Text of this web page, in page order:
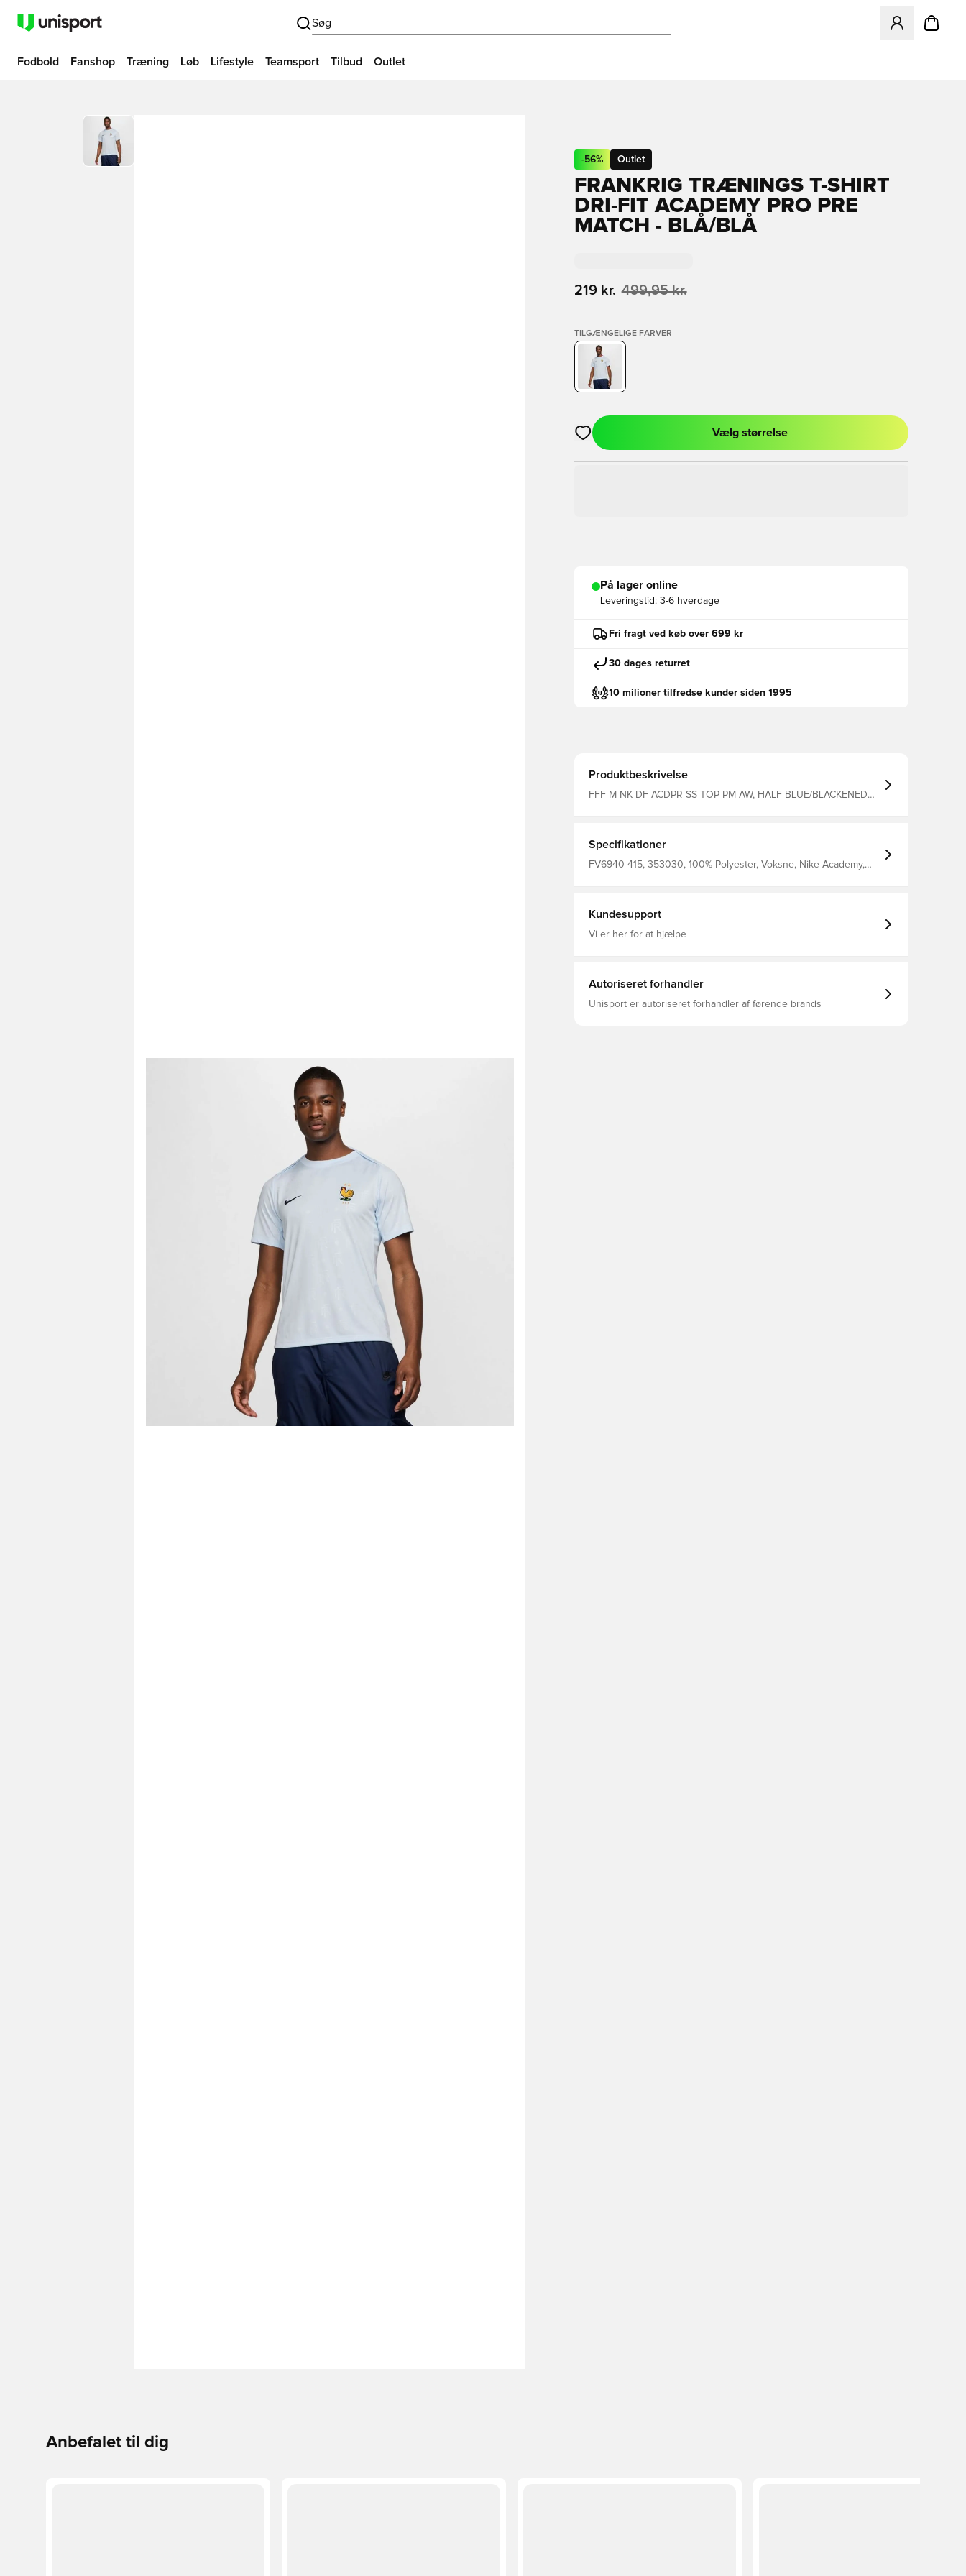
Søg
Åbner en
Fodbold Fanshop Træning Løb Lifestyle Teamsport Tilbud Outlet
-56% Outlet
FRANKRIG TRÆNINGS T-SHIRT
DRI-FIT ACADEMY PRO PRE
MATCH - BLÅ/BLÅ
219 kr. 499,95 kr.
TILGÆNGELIGE FARVER
Åbner en Modal til at logge ind eller tilmelde dig som medlem
Vælg størrelse
På lager online
Leveringstid: 3-6 hverdage
Fri fragt ved køb over 699 kr
30 dages returret
10 milioner tilfredse kunder siden 1995
Produktbeskrivelse
FFF M NK DF ACDPR SS TOP PM AW, HALF BLUE/BLACKENED
Specifikationer
FV6940-415, 353030, 100% Polyester, Voksne, Nike Academy,
Kundesupport
Vi er her for at hjælpe
Autoriseret forhandler
Unisport er autoriseret forhandler af førende brands
Anbefalet til dig